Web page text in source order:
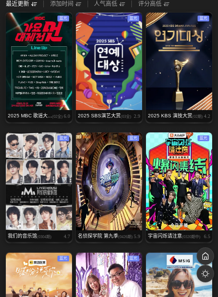
最近更新 添加时间 人气高低 评分高低
蓝光
2025 MBC 歌谣大...(02全) 6.0
蓝光
2025 SBS演艺大赏(03全) 2.9
蓝光
2025 KBS 演技大赏(02期) 4.2
蓝光
我们的音乐馆(0304期) 4.7
蓝光
名侦探学院 第九季(0426期) 5.9
蓝光
宇宙闪烁请注意(0320期中) 6.5
蓝光 蓝光 蓝光